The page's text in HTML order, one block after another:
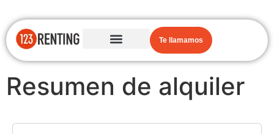
Te llamamos
Resumen de alquiler